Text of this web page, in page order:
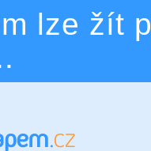
lze žít